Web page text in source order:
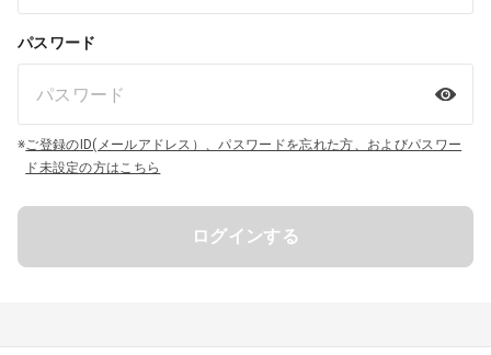
パスワード
※ご登録のID(メールアドレス）、パスワードを忘れた方、およびパスワー
ド未設定の方はこちら
ログインする